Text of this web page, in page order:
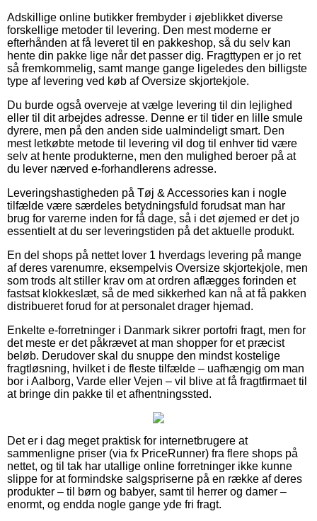
Adskillige online butikker frembyder i øjeblikket diverse
forskellige metoder til levering. Den mest moderne er
efterhånden at få leveret til en pakkeshop, så du selv kan
hente din pakke lige når det passer dig. Fragttypen er jo ret
så fremkommelig, samt mange gange ligeledes den billigste
type af levering ved køb af Oversize skjortekjole.
Du burde også overveje at vælge levering til din lejlighed
eller til dit arbejdes adresse. Denne er til tider en lille smule
dyrere, men på den anden side ualmindeligt smart. Den
mest letkøbte metode til levering vil dog til enhver tid være
selv at hente produkterne, men den mulighed beroer på at
du lever nærved e-forhandlerens adresse.
Leveringshastigheden på Tøj & Accessories kan i nogle
tilfælde være særdeles betydningsfuld forudsat man har
brug for varerne inden for få dage, så i det øjemed er det jo
essentielt at du ser leveringstiden på det aktuelle produkt.
En del shops på nettet lover 1 hverdags levering på mange
af deres varenumre, eksempelvis Oversize skjortekjole, men
som trods alt stiller krav om at ordren aflægges forinden et
fastsat klokkeslæt, så de med sikkerhed kan nå at få pakken
distribueret forud for at personalet drager hjemad.
Enkelte e-forretninger i Danmark sikrer portofri fragt, men for
det meste er det påkrævet at man shopper for et præcist
beløb. Derudover skal du snuppe den mindst kostelige
fragtløsning, hvilket i de fleste tilfælde – uafhængig om man
bor i Aalborg, Varde eller Vejen – vil blive at få fragtfirmaet til
at bringe din pakke til et afhentningssted.
Det er i dag meget praktisk for internetbrugere at
sammenligne priser (via fx PriceRunner) fra flere shops på
nettet, og til tak har utallige online forretninger ikke kunne
slippe for at formindske salgspriserne på en række af deres
produkter – til børn og babyer, samt til herrer og damer –
enormt, og endda nogle gange yde fri fragt.